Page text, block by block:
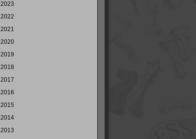
2023
2022
2021
2020
2019
2018
2017
2016
2015
2014
2013